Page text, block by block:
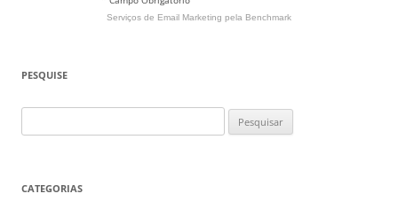
Serviços de Email Marketing pela Benchmark
PESQUISE
por:
CATEGORIAS